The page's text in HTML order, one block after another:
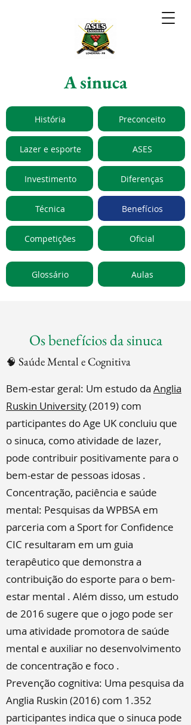
A sinuca
História Preconceito
Lazer e esporte ASES
Investimento Diferenças
Técnica Benefícios
Competições Oficial
Glossário Aulas
Os benefícios da sinuca
🧠 Saúde Mental e Cognitiva
Bem-estar geral: Um estudo da Anglia
Ruskin University(2019) com
participantes do Age UK concluiu que
o sinuca, como atividade de lazer,
pode contribuir positivamente para o
bem-estar de pessoas idosas .
Concentração, paciência e saúde
mental: Pesquisas da WPBSA em
parceria com a Sport for Confidence
CIC resultaram em um guia
terapêutico que demonstra a
contribuição do esporte para o bem-
estar mental . Além disso, um estudo
de 2016 sugere que o jogo pode ser
uma atividade promotora de saúde
mental e auxiliar no desenvolvimento
de concentração e foco .
Prevenção cognitiva: Uma pesquisa da
Anglia Ruskin (2016) com 1.352
participantes indica que o sinuca pode